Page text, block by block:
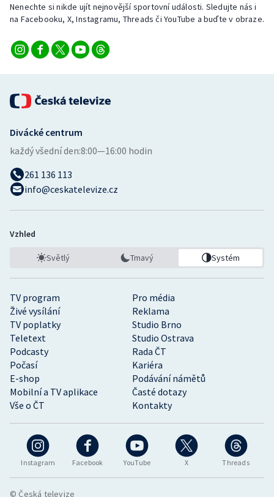
Veslování
Vodní slalom
Volejbal
Ostatní
Nenechte si nikde ujít nejnovější sportovní události. Sledujte nás i
na Facebooku, X, Instagramu, Threads či YouTube a buďte v obraze.
Instagram Facebook YouTube X Threads
TV program
Pro média
Živé vysílání
Reklama
TV poplatky
Studio Brno
Teletext
Studio Ostrava
Podcasty
Rada ČT
Počasí
Kariéra
E-shop
Podávání námětů
Mobilní a TV aplikace
Časté dotazy
Vše o ČT
Kontakty
Divácké centrum
každý všední den:8:00—16:00 hodin
261 136 113
info@ceskatelevize.cz
Vzhled
Světlý Tmavý Systém
© Česká televize